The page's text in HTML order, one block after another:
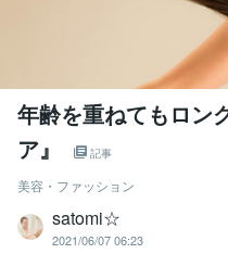
年齢を重ねてもロン
ア』
記事
美容・ファッション
satomi☆
2021/06/07 06:23